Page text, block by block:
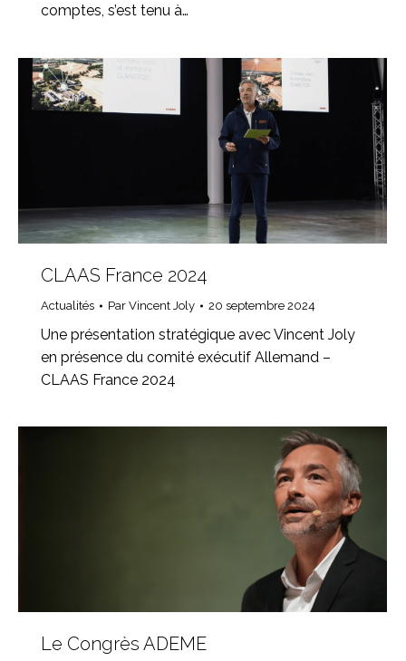
comptes, s’est tenu à…
CLAAS France 2024
Actualités Par Vincent Joly 20 septembre 2024
Une présentation stratégique avec Vincent Joly
en présence du comité exécutif Allemand –
CLAAS France 2024
Le Congrès ADEME